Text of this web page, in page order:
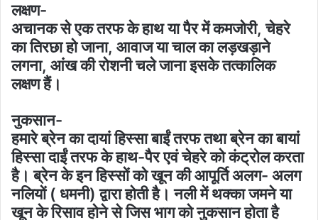
लक्षण-
अचानक से एक तरफ के हाथ या पैर में कमजोरी, चेहरे
का तिरछा हो जाना, आवाज या चाल का लड़खड़ाने
लगना, आंख की रोशनी चले जाना इसके तत्कालिक
लक्षण हैं।
नुकसान-
हमारे ब्रेन का दायां हिस्सा बाईं तरफ तथा ब्रेन का बायां
हिस्सा दाईं तरफ के हाथ-पैर एवं चेहरे को कंट्रोल करता
है। ब्रेन के इन हिस्सों को खून की आपूर्ति अलग- अलग
नलियों ( धमनी) द्वारा होती है। नली में थक्का जमने या
खून के रिसाव होने से जिस भाग को नुकसान होता है